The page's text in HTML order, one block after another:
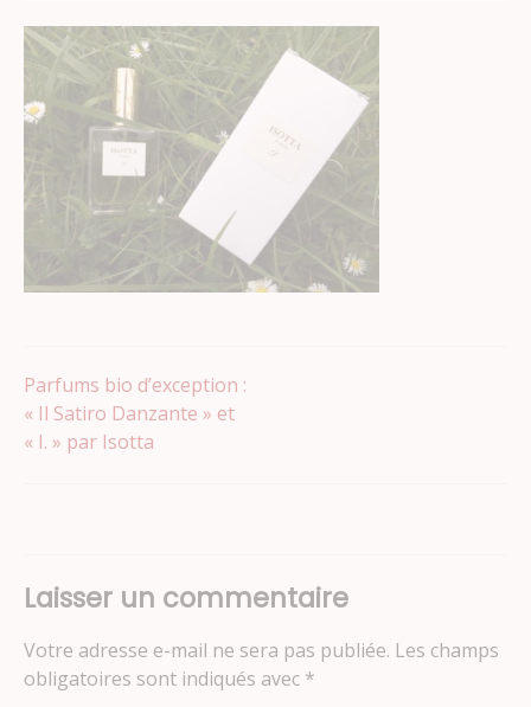
Navigation
de
Parfums bio d’exception :
« Il Satiro Danzante » et
« I. » par Isotta
Laisser un commentaire
Votre adresse e-mail ne sera pas publiée. Les champs
obligatoires sont indiqués avec *